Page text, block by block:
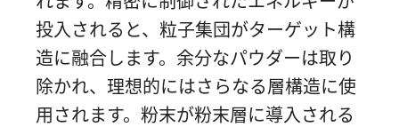
投入されると、粒子集団がターゲット構
造に融合します。余分なパウダーは取り
除かれ、理想的にはさらなる層構造に使
用されます。粉末が粉末層に導入される